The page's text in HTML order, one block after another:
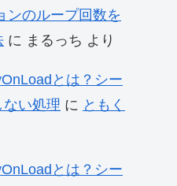
ンのループ回数を
に まるっち より
とは？シー
ない処理 に ともく
とは？シー